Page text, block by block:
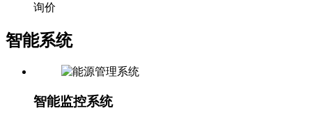
询价
智能系统
智能监控系统